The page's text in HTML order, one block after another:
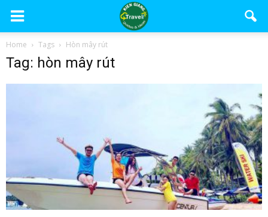
Home Tags Hòn mây rút
Tag: hòn mây rút